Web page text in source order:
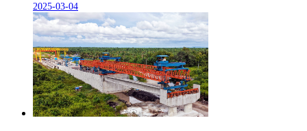
2025-03-04